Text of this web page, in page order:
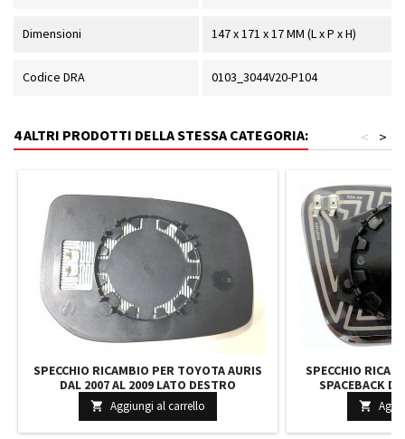
Dimensioni 147 x 171 x 17 MM (L x P x H)
Codice DRA 0103_3044V20-P104
4 ALTRI PRODOTTI DELLA STESSA CATEGORIA: >
<
SPECCHIO RICAMBIO PER TOYOTA AURIS
DAL 2007 AL 2009 LATO DESTRO
RISCALDATO
 Aggiungi al carrello
SPECCHIO
SPACEBACK
